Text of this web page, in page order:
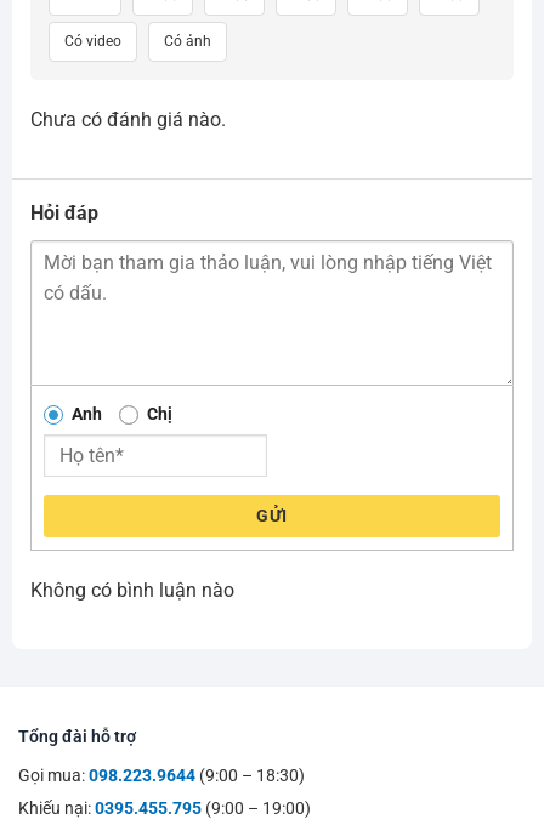
Có video Có ảnh
Chưa có đánh giá nào.
Hỏi đáp
Anh Chị
GỬI
Không có bình luận nào
Tổng đài hỗ trợ
Gọi mua:098.223.9644 (9:00 – 18:30)
Khiếu nại:0395.455.795 (9:00 – 19:00)